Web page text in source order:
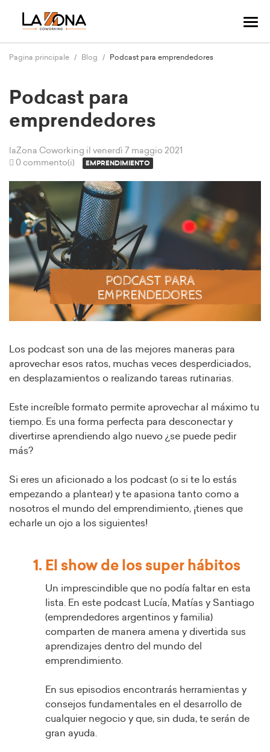
Pagina principale Blog Podcast para emprendedores
Podcast para
emprendedores
laZona Coworking il venerdì 7 maggio 2021
0 commento(i)
EMPRENDIMIENTO
Los podcast son una de las mejores maneras para
aprovechar esos ratos, muchas veces desperdiciados,
en desplazamientos o realizando tareas rutinarias.
Este increíble formato permite aprovechar al máximo tu
tiempo. Es una forma perfecta para desconectar y
divertirse aprendiendo algo nuevo ¿se puede pedir
más?
Si eres un aficionado a los podcast (o si te lo estás
empezando a plantear) y te apasiona tanto como a
nosotros el mundo del emprendimiento, ¡tienes que
echarle un ojo a los siguientes!
1. El show de los super hábitos
Un imprescindible que no podía faltar en esta
lista. En este podcast Lucía, Matías y Santiago
(emprendedores argentinos y familia)
comparten de manera amena y divertida sus
aprendizajes dentro del mundo del
emprendimiento.
En sus episodios encontrarás herramientas y
consejos fundamentales en el desarrollo de
cualquier negocio y que, sin duda, te serán de
gran ayuda.